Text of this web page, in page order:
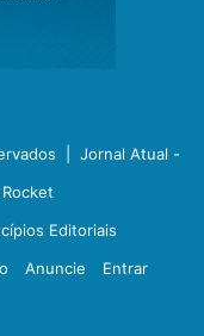
| Jornal Atual -
Editoriais
Anuncie
Entrar